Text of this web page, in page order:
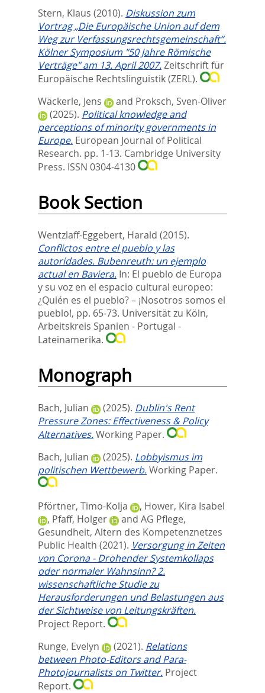
Stern, Klaus (2010). Diskussion zum
Vortrag „Die Europäische Union auf dem
Weg zur Verfassungsrechtsgemeinschaft“.
Kölner Symposium "50 Jahre Römische
Verträge" am 13. April 2007.Zeitschrift für
Europäische Rechtslinguistik (ZERL).
Wäckerle, Jens
and Proksch, Sven-Oliver
(2025). Political knowledge and
perceptions of minority governments in
Europe. European Journal of Political
Research. pp. 1-13. Cambridge University
Press. ISSN 0304-4130
Book Section
Wentzlaff-Eggebert, Harald (2015).
Conflictos entre el pueblo y las
autoridades. Bubenreuth: un ejemplo
actual en Baviera. In: El pueblo de Europa
y su voz en el espacio cultural europeo:
¿Quién es el pueblo? – ¡Nosotros somos el
pueblo!, pp. 65-73. Universität zu Köln,
Arbeitskreis Spanien - Portugal -
Lateinamerika.
Monograph
Bach, Julian (2025). Dublin's Rent
Pressure Zones: Effectiveness & Policy
Alternatives.Working Paper.
Bach, Julian
(2025). Lobbyismus im
politischen Wettbewerb.Working Paper.
Pförtner, Timo-Kolja , Hower, Kira Isabel
, Pfaff, Holger and AG Pflege,
Gesundheit, Altern des Kompetenznetzes
Public Health (2021). Versorgung in Zeiten
von Corona - Drohender Systemkollaps
oder normaler Wahnsinn? 2.
wissenschaftliche Studie zu
Herausforderungen und Belastungen aus
der Sichtweise von Leitungskräften.
Project Report.
Runge, Evelyn
(2021). Relations
between Photo-Editors and Para-
Photojournalists on Twitter. Project
Report.